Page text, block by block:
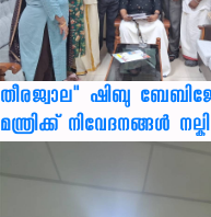
തീരജ്വാല" ഷിബു
മന്ത്രിക്ക് നിവേദനങ്ങള്‍ നല്കി